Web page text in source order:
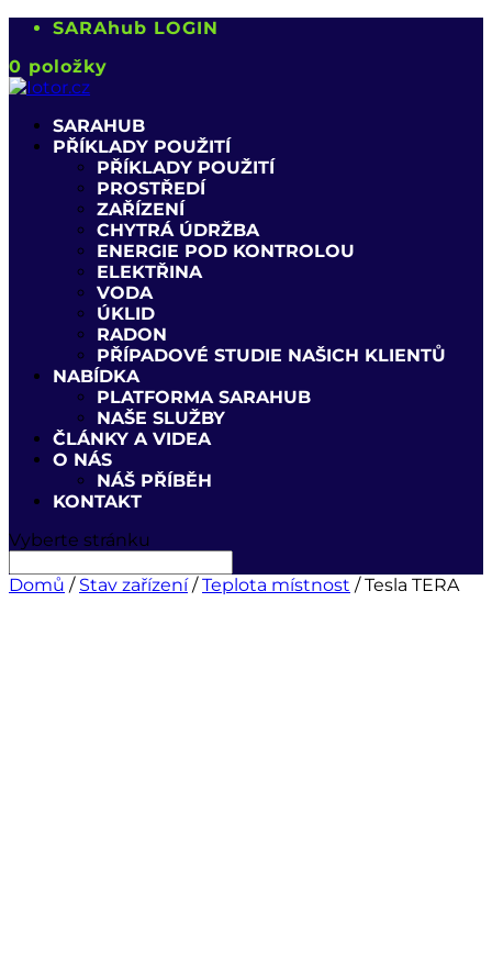
SARAhub LOGIN
0 položky
SARAHUB
PŘÍKLADY POUŽITÍ
PŘÍKLADY POUŽITÍ
PROSTŘEDÍ
ZAŘÍZENÍ
CHYTRÁ ÚDRŽBA
ENERGIE POD KONTROLOU
ELEKTŘINA
VODA
ÚKLID
RADON
PŘÍPADOVÉ STUDIE NAŠICH KLIENTŮ
NABÍDKA
PLATFORMA SARAHUB
NAŠE SLUŽBY
ČLÁNKY A VIDEA
O NÁS
NÁŠ PŘÍBĚH
KONTAKT
Vyberte stránku
Domů / Stav zařízení /Teplota místnost / Tesla TERA